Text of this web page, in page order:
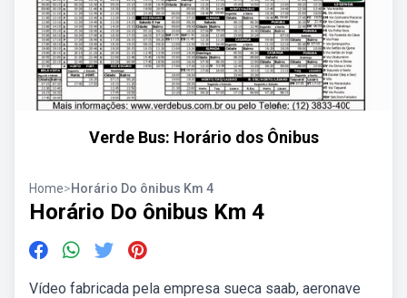
Verde Bus: Horário dos Ônibus
Home>Horário Do ônibus Km 4
Horário Do ônibus Km 4
Vídeo fabricada pela empresa sueca saab, aeronave